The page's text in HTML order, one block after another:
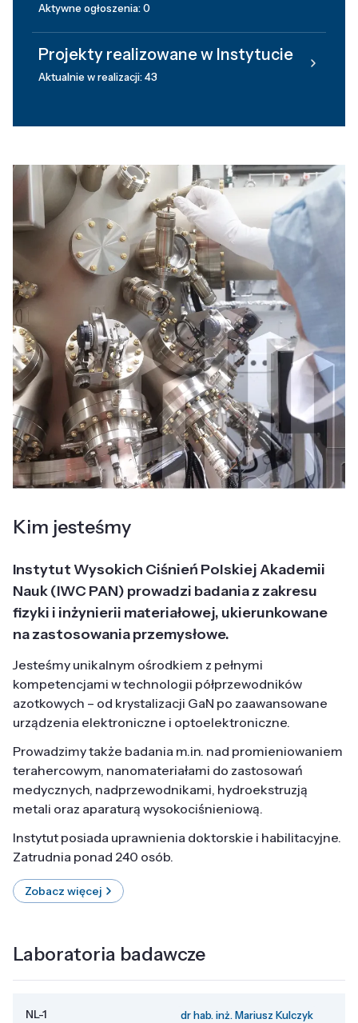
Aktywne ogłoszenia: 0
Projekty realizowane w Instytucie
Aktualnie w realizacji: 43
Kim jesteśmy
Instytut Wysokich Ciśnień Polskiej Akademii
Nauk (IWC PAN) prowadzi badania z zakresu
fizyki i inżynierii materiałowej, ukierunkowane
na zastosowania przemysłowe.
Jesteśmy unikalnym ośrodkiem z pełnymi
kompetencjami w technologii półprzewodników
azotkowych – od krystalizacji GaN po zaawansowane
urządzenia elektroniczne i optoelektroniczne.
Prowadzimy także badania m.in. nad promieniowaniem
terahercowym, nanomateriałami do zastosowań
medycznych, nadprzewodnikami, hydroekstruzją
metali oraz aparaturą wysokociśnieniową.
Instytut posiada uprawnienia doktorskie i habilitacyjne.
Zatrudnia ponad 240 osób.
Zobacz więcej
Laboratoria badawcze
NL-1 dr hab. inż. Mariusz Kulczyk